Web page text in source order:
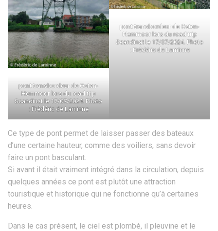
pont transbordeur de Osten-
Hemmoor lors du road trip
Scandinat le 17/07/2024. Photo
: Frédéric de Laminne
pont transbordeur de Osten-
Hemmoor lors du road trip
Scandinat le 17/07/2024. Photo
: Frédéric de Laminne
Ce type de pont permet de laisser passer des bateaux
d’une certaine hauteur, comme des voiliers, sans devoir
faire un pont basculant.
Si avant il était vraiment intégré dans la circulation, depuis
quelques années ce pont est plutôt une attraction
touristique et historique qui ne fonctionne qu’à certaines
heures.
Dans le cas présent, le ciel est plombé, il pleuvine et le